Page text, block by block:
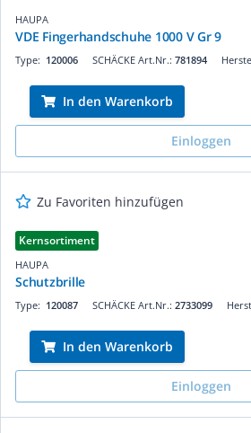
HAUPA
VDE Fingerhandschuhe 1000 V Gr 9
SCHÄCKE Art.Nr.: 781894
Type: 120006
In den Warenkorb
Einloggen
Zu Favoriten hinzufügen
Kernsortiment
HAUPA
Schutzbrille
SCHÄCKE Art.Nr.: 2733099
Type: 120087
In den Warenkorb
Einloggen